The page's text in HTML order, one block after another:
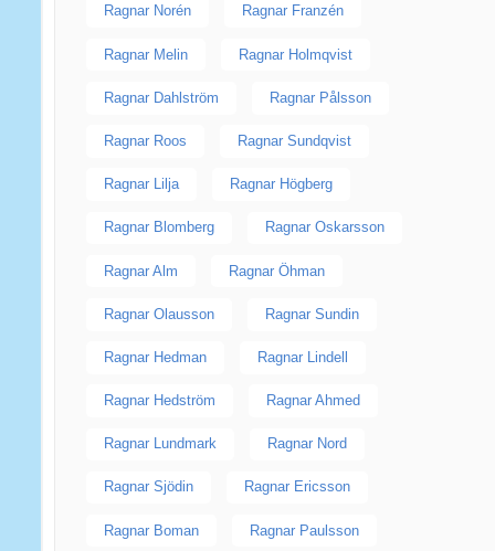
Ragnar Norén Ragnar Franzén
Ragnar Melin Ragnar Holmqvist
Ragnar Dahlström Ragnar Pålsson
Ragnar Roos Ragnar Sundqvist
Ragnar Lilja Ragnar Högberg
Ragnar Blomberg Ragnar Oskarsson
Ragnar Alm Ragnar Öhman
Ragnar Olausson Ragnar Sundin
Ragnar Hedman Ragnar Lindell
Ragnar Hedström Ragnar Ahmed
Ragnar Lundmark Ragnar Nord
Ragnar Sjödin Ragnar Ericsson
Ragnar Boman Ragnar Paulsson